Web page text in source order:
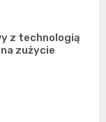
z technologią
zużycie